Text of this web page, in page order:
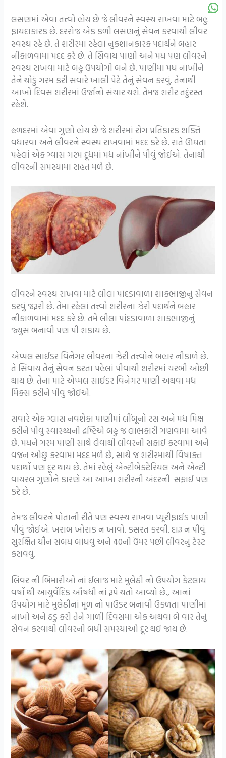
લસણમાં એવા તત્ત્વો હોય છે જે લીવરને સ્વસ્થ રાખવા માટે બહુ
ફાયદાકારક છે. દરરોજ એક કળી લસણનું સેવન કરવાથી લીવર
સ્વસ્થ રહે છે. તે શરીરમાં રહેલાં નુકશાનકારક પદાર્થને બહાર
નીકાળવામાં મદદ કરે છે. તે સિવાય પાણી અને મધ પણ લીવરને
સ્વસ્થ રાખવા માટે બહુ ઉપયોગી બને છે. પાણીમાં મધ નાખીને
તેને થોડું ગરમ કરી સવારે ખાલી પેટે તેનું સેવન કરવું. તેનાથી
આખો દિવસ શરીરમાં ઉર્જાનો સંચાર થશે. તેમજ શરીર તદુંરસ્ત
રહેશે.
હળદરમાં એવા ગુણો હોય છે જે શરીરમાં રોગ પ્રતિકારક શક્તિ
વધારવા અને લીવરને સ્વસ્થ રાખવામાં મદદ કરે છે. રાતે ઊંઘતા
પહેલાં એક ગ્વાસ ગરમ દૂધમાં મધ નાંખીને પીવું જોઈએ. તેનાથી
લીવરની સમસ્યામાં રાહત મળે છે.
લીવરને સ્વસ્થ રાખવા માટે લીલા પાંદડાવાળા શાકભાજીનું સેવન
કરવું જરૂરી છે. તેમાં રહેલાં તત્ત્વો શરીરના ઝેરી પદાર્થને બહાર
નીકાળવામાં મદદ કરે છે. તમે લીલા પાંદડાવાળા શાકભાજીનું
જ્યુસ બનાવી પણ પી શકાય છે.
એપ્પલ સાઈડર વિનેગર લીવરના ઝેરી તત્ત્વોને બહાર નીકાળે છે.
તે સિવાય તેનું સેવન કરતા પહેલાં પીવાથી શરીરમાં ચરબી ઓછી
થાય છે. તેના માટે એપ્પલ સાઈડર વિનેગર પાણી અથવા મધ
મિક્સ કરીને પીવું જોઈએ.
સવારે એક ગ્લાસ નવશેકા પાણીમાં લીંબૂનો રસ અને મધ મિક્ષ
કરીને પીવું સ્વાસ્થ્યની દ્રષ્ટિએ બહુ જ લાભકારી ગણવામાં આવે
છે. મધને ગરમ પાણી સાથે લેવાથી લીવરની સફાઈ કરવામાં અને
વજન ઓછું કરવામાં મદદ મળે છે, સાથે જ શરીરમાંથી વિષાક્ત
પદાર્થો પણ દૂર થાય છે. તેમાં રહેલું એન્ટીબેક્ટેરિયલ અને એન્ટી
વાયરલ ગુણોને કારણે આ આખા શરીરની અંદરની સફાઈ પણ
કરે છે.
તેમજ લીવરને પોતાની રીતે પણ સ્વસ્થ રાખવા પ્યૂરીફાઈડ પાણી
પીવું જોઈએ. ખરાબ ખોરાક ન ખાવો. કસરત કરવી. દારૂ ન પીવું.
સુરક્ષિત યૌન સંબંધ બાંધવું અને 40ની ઉંમર પછી લીવરનું ટેસ્ટ
કરાવવું.
લિવર ની બિમારીઓ નાં ઈલાજ માટે મુલેઠી નો ઉપયોગ કેટલાય
વર્ષો થી આયુર્વેદિક ઔષધી નાં રૂપે થતો આવ્યો છે., આનાં
ઉપયોગ માટે મુલેઠીનાં મૂળ નો પાઉડર બનાવી ઉકળતા પાણીમાં
નાખો અને ઠંડુ કરી તેને ગાળી દિવસમાં એક અથવા બે વાર તેનું
સેવન કરવાથી લીવરની બધી સમસ્યાઓ દૂર થઈ જાય છે.